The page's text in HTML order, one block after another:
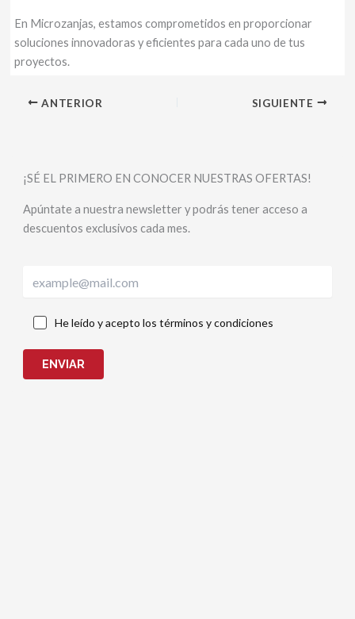
En Microzanjas, estamos comprometidos en proporcionar
soluciones innovadoras y eficientes para cada uno de tus
proyectos.
ANTERIOR SIGUIENTE
¡SÉ EL PRIMERO EN CONOCER NUESTRAS OFERTAS!
Apúntate a nuestra newsletter y podrás tener acceso a
descuentos exclusivos cada mes.
He leído y acepto los términos y condiciones
ENVIAR